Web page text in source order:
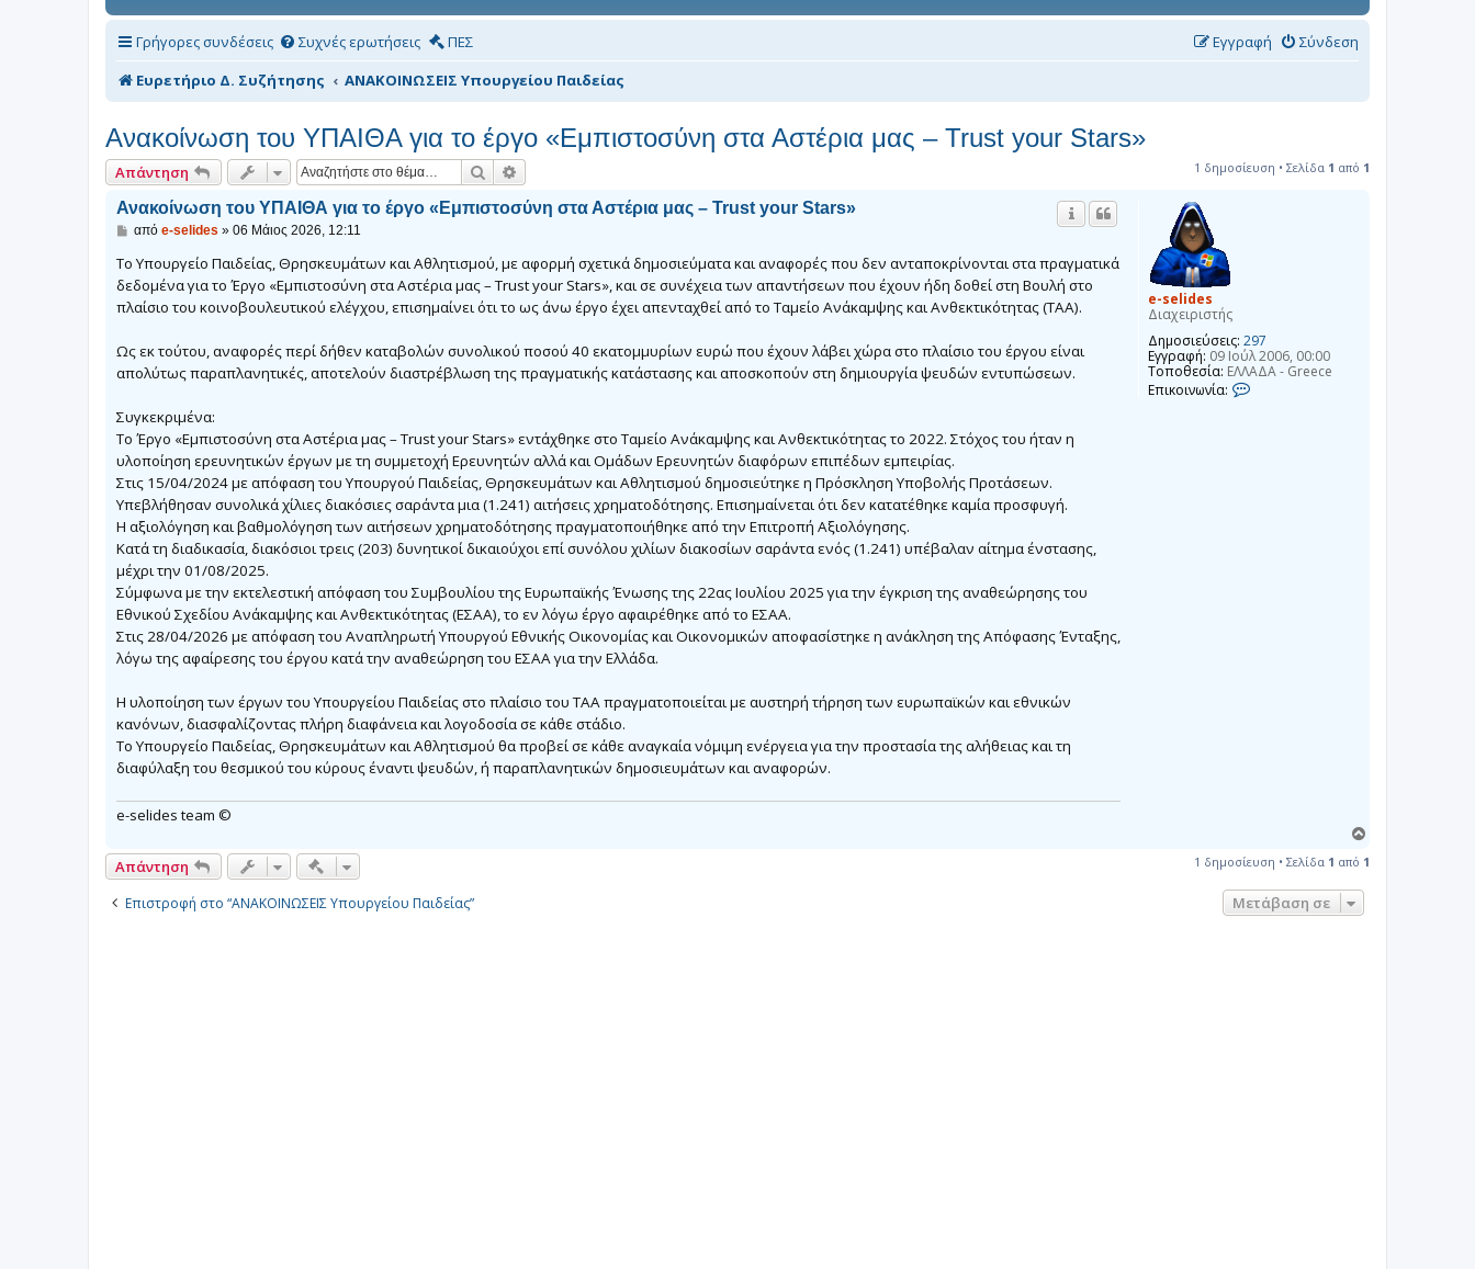
Γρήγορες συνδέσεις Συχνές ερωτήσεις ΠΕΣ Σύνδεση
Εγγραφή
Ευρετήριο Δ. Συζήτησης
ΑΝΑΚΟΙΝΩΣΕΙΣ Υπουργείου Παιδείας
Ανακοίνωση του ΥΠΑΙΘΑ για το έργο «Εμπιστοσύνη στα Αστέρια μας – Trust your Stars»
Απάντηση Αναζήτηση 1 δημοσίευση • Σελίδα 1 από 1
e-selides
Διαχειριστής
Δημοσιεύσεις: 297
Εγγραφή: 09 Ιούλ 2006, 00:00
Τοποθεσία: ΕΛΛΑΔΑ - Greece
Επικοινωνία:
Ανακοίνωση του ΥΠΑΙΘΑ για το έργο «Εμπιστοσύνη στα Αστέρια μας – Trust your Stars»
Δ
μ
σ
ί
σ
η
από e-selides » 06 Μάιος 2026, 12:11
Το Υπουργείο Παιδείας, Θρησκευμάτων και Αθλητισμού, με αφορμή σχετικά δημοσιεύματα και αναφορές που δεν ανταποκρίνονται στα πραγματικά
δεδομένα για το Έργο «Εμπιστοσύνη στα Αστέρια μας – Trust your Stars», και σε συνέχεια των απαντήσεων που έχουν ήδη δοθεί στη Βουλή στο
πλαίσιο του κοινοβουλευτικού ελέγχου, επισημαίνει ότι το ως άνω έργο έχει απενταχθεί από το Ταμείο Ανάκαμψης και Ανθεκτικότητας (ΤΑΑ).
Ως εκ τούτου, αναφορές περί δήθεν καταβολών συνολικού ποσού 40 εκατομμυρίων ευρώ που έχουν λάβει χώρα στο πλαίσιο του έργου είναι
απολύτως παραπλανητικές, αποτελούν διαστρέβλωση της πραγματικής κατάστασης και αποσκοπούν στη δημιουργία ψευδών εντυπώσεων.
Συγκεκριμένα:
Το Έργο «Εμπιστοσύνη στα Αστέρια μας – Trust your Stars» εντάχθηκε στο Ταμείο Ανάκαμψης και Ανθεκτικότητας το 2022. Στόχος του ήταν η
υλοποίηση ερευνητικών έργων με τη συμμετοχή Ερευνητών αλλά και Ομάδων Ερευνητών διαφόρων επιπέδων εμπειρίας.
Στις 15/04/2024 με απόφαση του Υπουργού Παιδείας, Θρησκευμάτων και Αθλητισμού δημοσιεύτηκε η Πρόσκληση Υποβολής Προτάσεων.
Υπεβλήθησαν συνολικά χίλιες διακόσιες σαράντα μια (1.241) αιτήσεις χρηματοδότησης. Επισημαίνεται ότι δεν κατατέθηκε καμία προσφυγή.
Η αξιολόγηση και βαθμολόγηση των αιτήσεων χρηματοδότησης πραγματοποιήθηκε από την Επιτροπή Αξιολόγησης.
Κατά τη διαδικασία, διακόσιοι τρεις (203) δυνητικοί δικαιούχοι επί συνόλου χιλίων διακοσίων σαράντα ενός (1.241) υπέβαλαν αίτημα ένστασης,
μέχρι την 01/08/2025.
Σύμφωνα με την εκτελεστική απόφαση του Συμβουλίου της Ευρωπαϊκής Ένωσης της 22ας Ιουλίου 2025 για την έγκριση της αναθεώρησης του
Εθνικού Σχεδίου Ανάκαμψης και Ανθεκτικότητας (ΕΣΑΑ), το εν λόγω έργο αφαιρέθηκε από το ΕΣΑΑ.
Στις 28/04/2026 με απόφαση του Αναπληρωτή Υπουργού Εθνικής Οικονομίας και Οικονομικών αποφασίστηκε η ανάκληση της Απόφασης Ένταξης,
λόγω της αφαίρεσης του έργου κατά την αναθεώρηση του ΕΣΑΑ για την Ελλάδα.
Η υλοποίηση των έργων του Υπουργείου Παιδείας στο πλαίσιο του ΤΑΑ πραγματοποιείται με αυστηρή τήρηση των ευρωπαϊκών και εθνικών
κανόνων, διασφαλίζοντας πλήρη διαφάνεια και λογοδοσία σε κάθε στάδιο.
Το Υπουργείο Παιδείας, Θρησκευμάτων και Αθλητισμού θα προβεί σε κάθε αναγκαία νόμιμη ενέργεια για την προστασία της αλήθειας και τη
διαφύλαξη του θεσμικού του κύρους έναντι ψευδών, ή παραπλανητικών δημοσιευμάτων και αναφορών.
e-selides team ©
Απάντηση Γρήγορα εργαλεία συντονισμού 1 δημοσίευση • Σελίδα 1 από 1
Επιστροφή στο “ΑΝΑΚΟΙΝΩΣΕΙΣ Υπουργείου Παιδείας” Μετάβαση σε